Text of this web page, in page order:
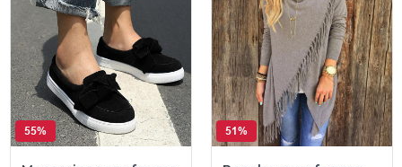
55% 51%